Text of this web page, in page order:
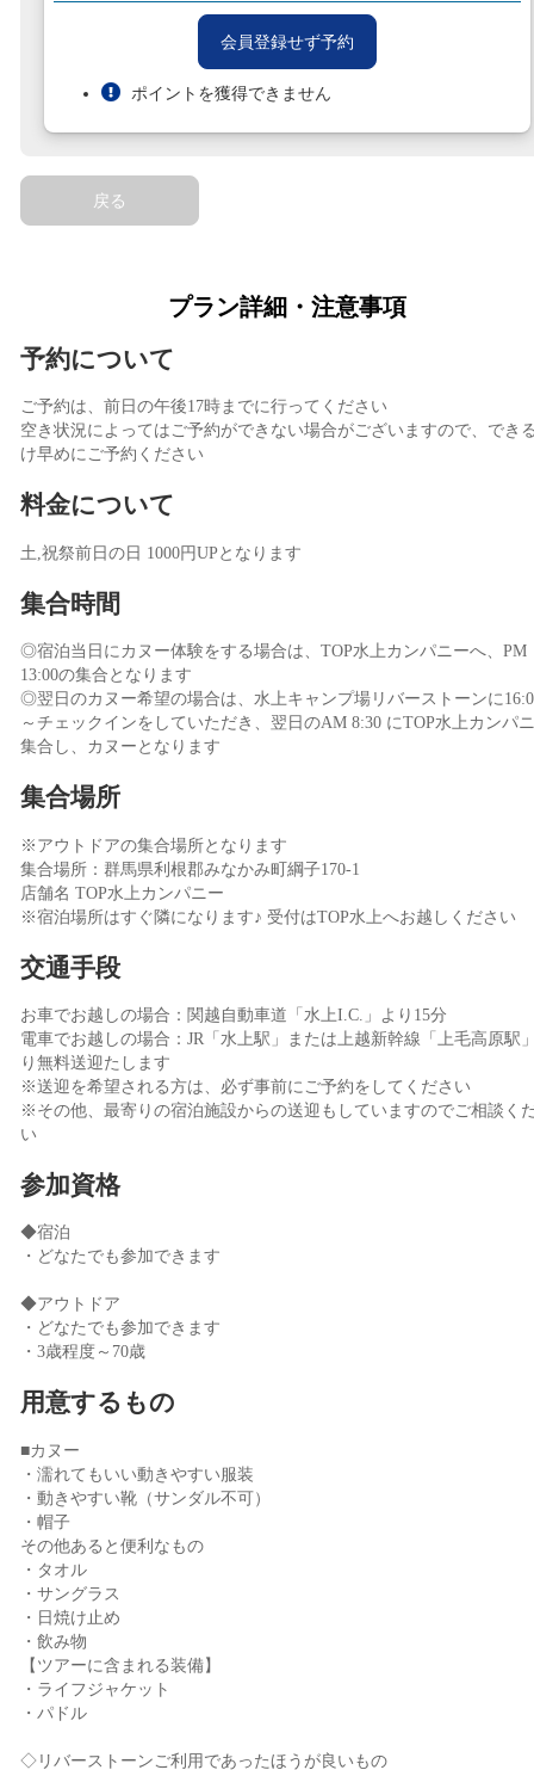
会員登録せず予約
ポイントを獲得できません
戻る
プラン詳細・注意事項
予約について
ご予約は、前日の午後17時までに行ってください
空き状況によってはご予約ができない場合がございますので、でき
け早めにご予約ください
料金について
土,祝祭前日の日 1000円UPとなります
集合時間
◎宿泊当日にカヌー体験をする場合は、TOP水上カンパニーへ、PM
13:00の集合となります
◎翌日のカヌー希望の場合は、水上キャンプ場リバーストーンに
～チェックインをしていただき、翌日のAM 8:30 にTOP水上カンパ
集合し、カヌーとなります
集合場所
※アウトドアの集合場所となります
集合場所：群馬県利根郡みなかみ町綱子170-1
店舗名 TOP水上カンパニー
※宿泊場所はすぐ隣になります♪ 受付はTOP水上へお越しください
交通手段
お車でお越しの場合：関越自動車道「水上I.C.」より15分
電車でお越しの場合：JR「水上駅」または上越新幹線「上毛高原駅
り無料送迎たします
※送迎を希望される方は、必ず事前にご予約をしてください
※その他、最寄りの宿泊施設からの送迎もしていますのでご相談く
い
参加資格
◆宿泊
・どなたでも参加できます
◆アウトドア
・どなたでも参加できます
・3歳程度～70歳
用意するもの
■カヌー
・濡れてもいい動きやすい服装
・動きやすい靴（サンダル不可）
・帽子
その他あると便利なもの
・タオル
・サングラス
・日焼け止め
・飲み物
【ツアーに含まれる装備】
・ライフジャケット
・パドル
◇リバーストーンご利用であったほうが良いもの